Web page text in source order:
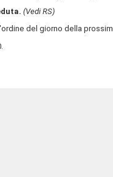
(Vedi RS)
del giorno della